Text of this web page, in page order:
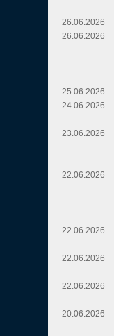
26.06.2026
26.06.2026
25.06.2026
24.06.2026
23.06.2026
22.06.2026
22.06.2026
22.06.2026
22.06.2026
20.06.2026